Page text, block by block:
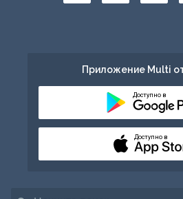
Приложение Multi
Доступно в
Доступно в